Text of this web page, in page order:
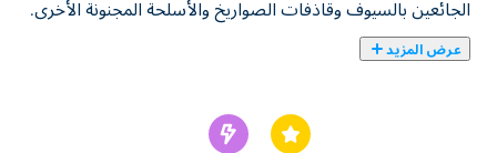
الجائعين بالسيوف وقاذفات الصواريخ والأسلحة المجنونة الأخرى.
عرض المزيد